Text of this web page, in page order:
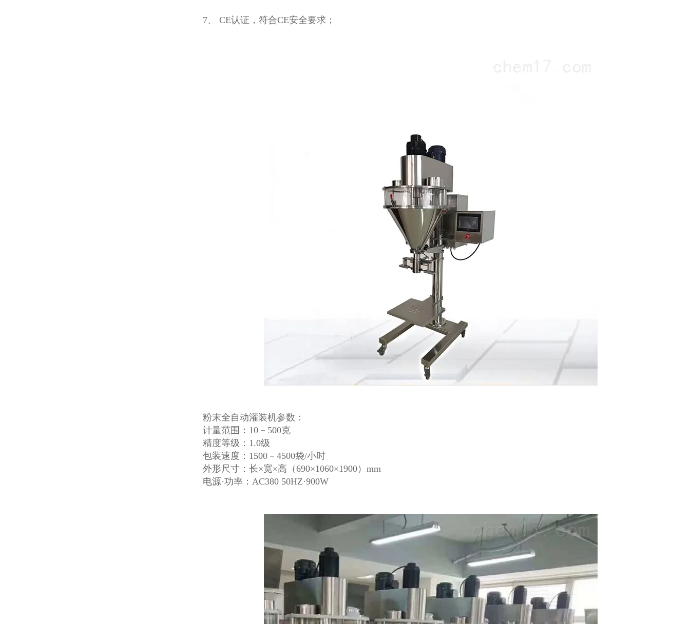
7、 CE认证，符合CE安全要求；
粉末全自动灌装机参数：
计量范围：10－500克
精度等级：1.0级
包装速度：1500－4500袋/小时
外形尺寸：长×宽×高（690×1060×1900）mm
电源·功率：AC380 50HZ·900W